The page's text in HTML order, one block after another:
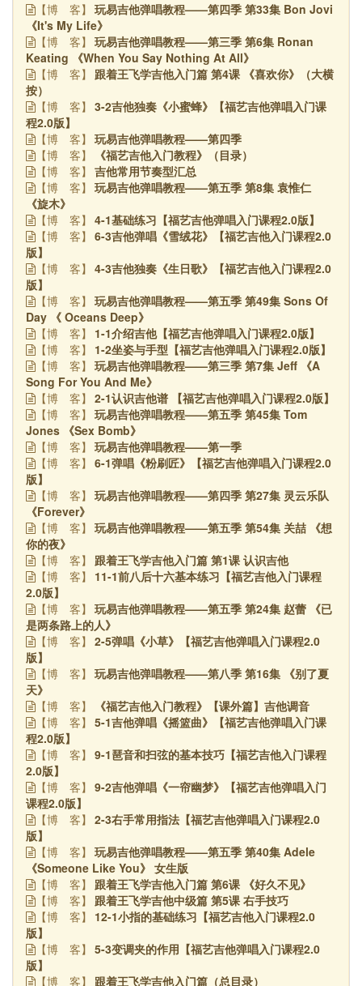
【博 客】
玩易吉他弹唱教程——第四季 第33集 Bon Jovi
《It's My Life》
【博 客】
玩易吉他弹唱教程——第三季 第6集 Ronan
Keating 《When You Say Nothing At All》
【博 客】
跟着王飞学吉他入门篇 第4课 《喜欢你》（大横
按）
【博 客】
3-2吉他独奏《小蜜蜂》【福艺吉他弹唱入门课
程2.0版】
【博 客】 玩易吉他弹唱教程——第四季
【博 客】 《福艺吉他入门教程》（目录）
【博 客】 吉他常用节奏型汇总
【博 客】
玩易吉他弹唱教程——第五季 第8集 袁惟仁
《旋木》
【博 客】 4-1基础练习【福艺吉他弹唱入门课程2.0版】
【博 客】
6-3吉他弹唱《雪绒花》【福艺吉他入门课程2.0
版】
【博 客】
4-3吉他独奏《生日歌》【福艺吉他入门课程2.0
版】
【博 客】
玩易吉他弹唱教程——第五季 第49集 Sons Of
Day 《 Oceans Deep》
【博 客】 1-1介绍吉他【福艺吉他弹唱入门课程2.0版】
【博 客】 1-2坐姿与手型【福艺吉他弹唱入门课程2.0版】
【博 客】
玩易吉他弹唱教程——第三季 第7集 Jeff 《A
Song For You And Me》
【博 客】 2-1认识吉他谱 【福艺吉他弹唱入门课程2.0版】
【博 客】
玩易吉他弹唱教程——第五季 第45集 Tom
Jones 《Sex Bomb》
【博 客】 玩易吉他弹唱教程——第一季
【博 客】
6-1弹唱《粉刷匠》【福艺吉他弹唱入门课程2.0
版】
【博 客】
玩易吉他弹唱教程——第四季 第27集 灵云乐队
《Forever》
【博 客】
玩易吉他弹唱教程——第五季 第54集 关喆 《想
你的夜》
【博 客】 跟着王飞学吉他入门篇 第1课 认识吉他
【博 客】
11-1前八后十六基本练习【福艺吉他入门课程
2.0版】
【博 客】
玩易吉他弹唱教程——第五季 第24集 赵蕾 《已
是两条路上的人》
【博 客】
2-5弹唱《小草》【福艺吉他弹唱入门课程2.0
版】
【博 客】
玩易吉他弹唱教程——第八季 第16集 《别了夏
天》
【博 客】 《福艺吉他入门教程》【课外篇】吉他调音
【博 客】
5-1吉他弹唱《摇篮曲》【福艺吉他弹唱入门课
程2.0版】
【博 客】
9-1琶音和扫弦的基本技巧【福艺吉他入门课程
2.0版】
【博 客】
9-2吉他弹唱《一帘幽梦》【福艺吉他弹唱入门
课程2.0版】
【博 客】
2-3右手常用指法【福艺吉他弹唱入门课程2.0
版】
【博 客】
玩易吉他弹唱教程——第五季 第40集 Adele
《Someone Like You》 女生版
【博 客】 跟着王飞学吉他入门篇 第6课 《好久不见》
【博 客】 跟着王飞学吉他中级篇 第5课 右手技巧
【博 客】
12-1小指的基础练习【福艺吉他入门课程2.0
版】
【博 客】
5-3变调夹的作用【福艺吉他弹唱入门课程2.0
版】
【博 客】 跟着王飞学吉他入门篇（总目录）